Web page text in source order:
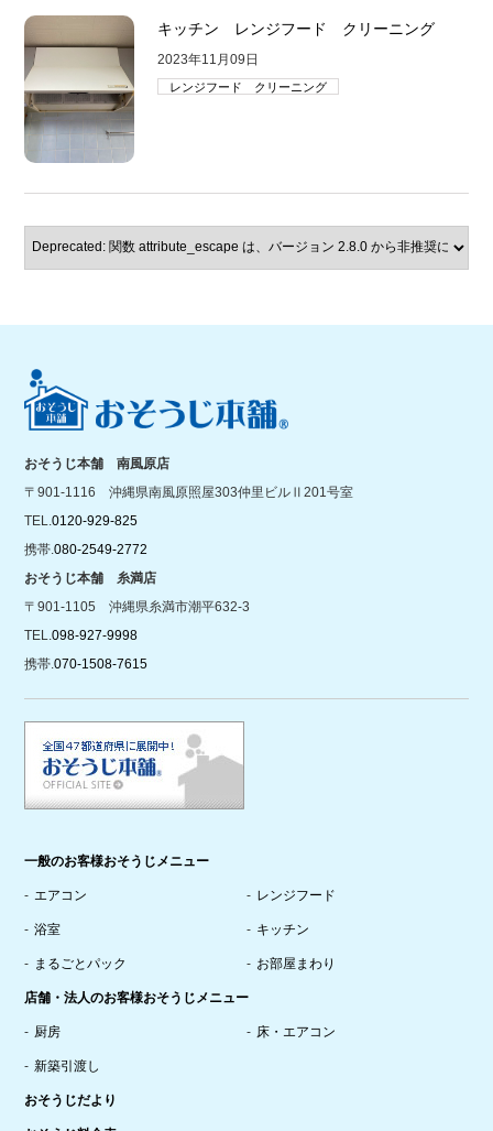
キッチン レンジフード クリーニング
2023年11月09日
レンジフード クリーニング
おそうじ本舗 南風原店
〒901-1116 沖縄県南風原照屋303仲里ビルⅡ201号室
TEL.0120-929-825
携帯.080-2549-2772
おそうじ本舗 糸満店
〒901-1105 沖縄県糸満市潮平632-3
TEL.098-927-9998
携帯.070-1508-7615
一般のお客様おそうじメニュー
エアコン レンジフード
浴室 キッチン
まるごとパック お部屋まわり
店舗・法人のお客様おそうじメニュー
厨房 床・エアコン
新築引渡し
おそうじだより